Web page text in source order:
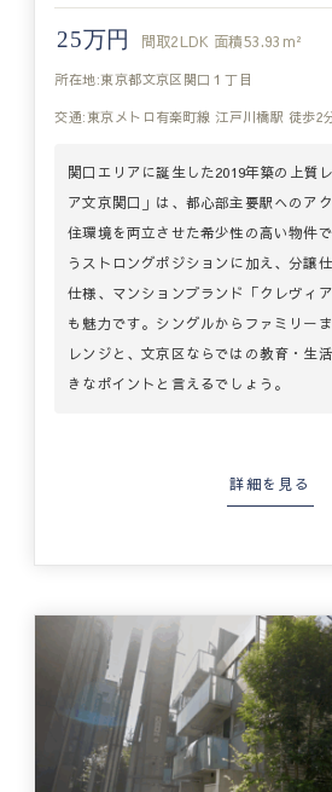
25万円 間取2LDK 面積53.93m²
所在地:東京都文京区関口１丁目
交通:東京メトロ有楽町線 江戸川橋駅 徒歩2
関口エリアに誕生した2019年築の上質
ア文京関口」は、都心部主要駅へのア
住環境を両立させた希少性の高い物件
うストロングポジションに加え、分譲
仕様、マンションブランド「クレヴィ
も魅力です。シングルからファミリー
レンジと、文京区ならではの教育・生
きなポイントと言えるでしょう。
詳細を見る